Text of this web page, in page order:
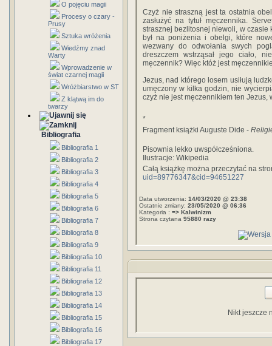
O pojęciu magii
Procesy o czary -
Prusy
Sztuka wróżenia
Wiedźmy znad
Warty
Wprowadzenie w
świat czarnej magii
Wróżbiarstwo w ST
Z klątwą im do
twarzy
Bibliografia
Bibliografia 1
Bibliografia 2
Bibliografia 3
Bibliografia 4
Bibliografia 5
Bibliografia 6
Bibliografia 7
Bibliografia 8
Bibliografia 9
Bibliografia 10
Bibliografia 11
Bibliografia 12
Bibliografia 13
Bibliografia 14
Bibliografia 15
Bibliografia 16
Bibliografia 17
Czyż nie straszną jest ta ostatnia
zasłużyć na tytuł męczennika.
strasznej bezlitosnej niewoli, w czasie
był na poniżenia i obelgi, które
wezwany do odwołania swych
dreszczem wstrząsał jego ciało,
męczennik? Więc któż jest
Jezus, nad którego losem usiłują
umęczony w kilka godzin, nie
czyż nie jest męczennikiem ten Jezus,
*
Fragment książki Auguste Dide -
Pisownia lekko uwspółcześniona.
Ilustracje: Wikipedia
Całą książkę można przeczytać na
uid=89776347&cid=94651227
Data utworzenia: 14/03/2020 @ 23:38
Ostatnie zmiany: 23/05/2020 @ 06:36
Kategoria : => Kalwinizm
Strona czytana 95880 razy
Nikt jeszcze